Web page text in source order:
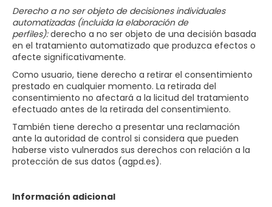
Derecho a no ser objeto de decisiones individuales
automatizadas (incluida la elaboración de
perfiles):derecho a no ser objeto de una decisión basada
en el tratamiento automatizado que produzca efectos o
afecte significativamente.
Como usuario, tiene derecho a retirar el consentimiento
prestado en cualquier momento. La retirada del
consentimiento no afectará a la licitud del tratamiento
efectuado antes de la retirada del consentimiento.
También tiene derecho a presentar una reclamación
ante la autoridad de control si considera que pueden
haberse visto vulnerados sus derechos con relación a la
protección de sus datos (agpd.es).
Información adicional